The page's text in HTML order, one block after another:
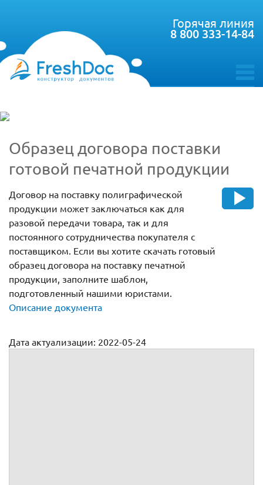
toggle
Горячая линия
8 800 333-14-84
Образец договора поставки
готовой печатной продукции
Договор на поставку полиграфической
продукции может заключаться как для
разовой передачи товара, так и для
постоянного сотрудничества покупателя с
поставщиком. Если вы хотите скачать готовый
образец договора на поставку печатной
продукции, заполните шаблон,
подготовленный нашими юристами.
Описание документа
Дата актуализации: 2022-05-24